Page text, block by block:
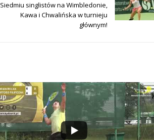
Siedmiu singlistów na Wimbledonie,
Kawa i Chwalińska w turnieju
głównym!